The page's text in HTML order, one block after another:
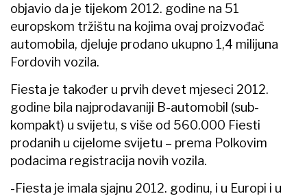
objavio da je tijekom 2012. godine na 51
europskom tržištu na kojima ovaj proizvođač
automobila, djeluje prodano ukupno 1,4 milijuna
Fordovih vozila.
Fiesta je također u prvih devet mjeseci 2012.
godine bila najprodavaniji B-automobil (sub-
kompakt) u svijetu, s više od 560.000 Fiesti
prodanih u cijelome svijetu – prema Polkovim
podacima registracija novih vozila.
-Fiesta je imala sjajnu 2012. godinu, i u Europi i u